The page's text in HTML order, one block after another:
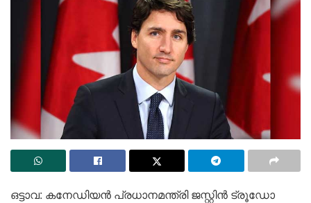
ഒട്ടാവ: കനേഡിയൻ പ്രധാനമന്ത്രി ജസ്റ്റിൻ ട്രൂഡോ